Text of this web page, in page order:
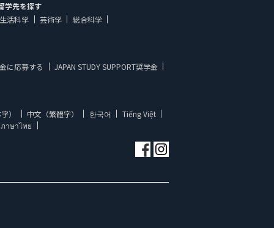
学先を探す
生活科学
芸術学 総合科学
に応募する JAPAN STUDY SUPPORT奨学金
） 中文（繁體字） 한국어
Tiếng Việt
ภาษาไทย